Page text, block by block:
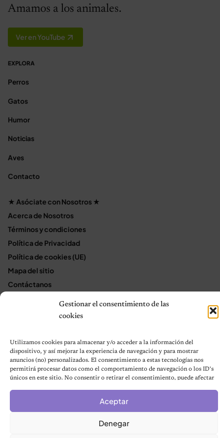
Gestionar el consentimiento de las
cookies
Utilizamos cookies para almacenar y/o acceder a la información del
dispositivo, y así mejorar la experiencia de navegación y para mostrar
anuncios (no) personalizados. El consentimiento a estas tecnologías nos
permitirá procesar datos como el comportamiento de navegación o los ID's
únicos en este sitio. No consentir o retirar el consentimiento, puede afectar
Aceptar
Denegar
Amamos a los animales.
Ver en YouTube
EXPLORA
Perros
Gatos
Humor
Noticias
Aves
Contacto
★ Asóciate con Nosotros ★
Acerca de Nosotros
Términos y condiciones
Política de Privacidad
Política de cookies (UE)
Mapa del sitio
Contáctanos
Política de privacidad